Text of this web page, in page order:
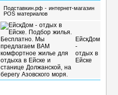
Подставкин.рф - интернет-магазин
POS материалов
ЕйскДом
-
отдых в
Ейске